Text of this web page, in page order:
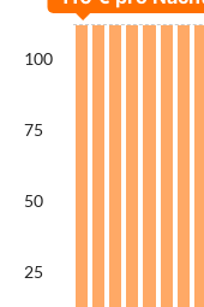
100
75
50
25